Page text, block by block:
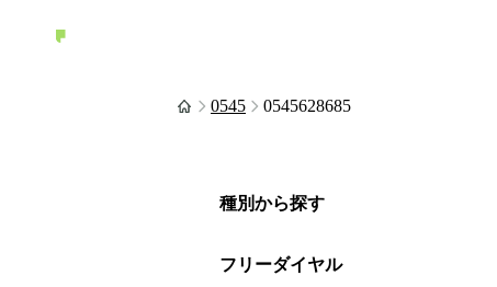
0545 0545628685
種別から探す
フリーダイヤル